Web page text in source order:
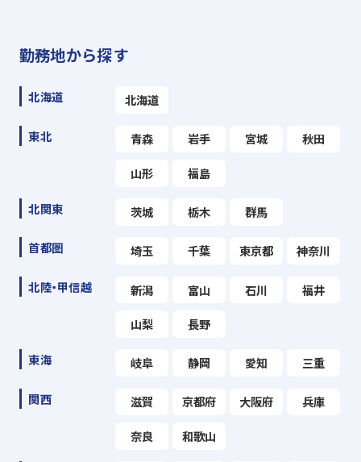
勤務地から探す
北海道 北海道
東北 青森 岩手 宮城 秋田
山形 福島
北関東 茨城 栃木 群馬
首都圏 埼玉 千葉 東京都 神奈川
北陸・甲信越 新潟 富山 石川 福井
山梨 長野
東海 岐阜 静岡 愛知 三重
関西 滋賀 京都府 大阪府 兵庫
奈良 和歌山